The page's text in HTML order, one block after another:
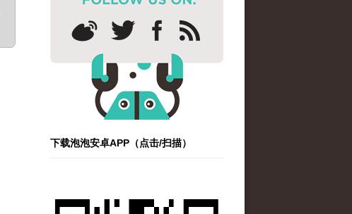
下载泡泡安卓APP（点击/扫描）